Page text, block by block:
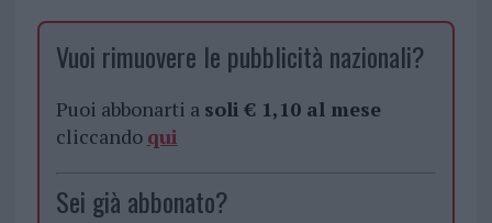
Vuoi rimuovere le pubblicità nazionali?
Puoi abbonarti a soli € 1,10 al mese
cliccando qui
Sei già abbonato?